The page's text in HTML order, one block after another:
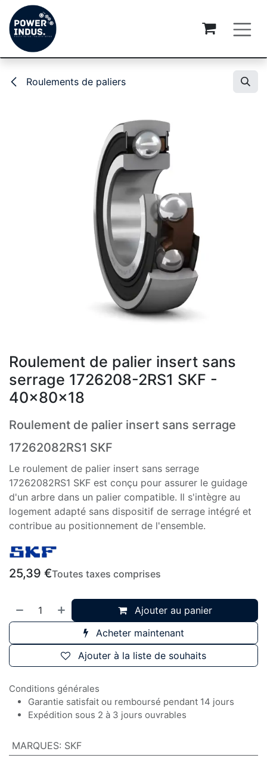
Se rendre au contenu
Roulements de paliers
Roulement de palier insert sans
serrage 1726208-2RS1 SKF -
40x80x18
Roulement de palier insert sans serrage
17262082RS1 SKF
Le roulement de palier insert sans serrage
17262082RS1 SKF est conçu pour assurer le guidage
d'un arbre dans un palier compatible. Il s'intègre au
logement adapté sans dispositif de serrage intégré et
contribue au positionnement de l'ensemble.
25,39 €Toutes taxes comprises
Ajouter au panier
Acheter maintenant
Ajouter à la liste de souhaits
Conditions générales
Garantie satisfait ou remboursé pendant 14 jours
Expédition sous 2 à 3 jours ouvrables
MARQUES: SKF